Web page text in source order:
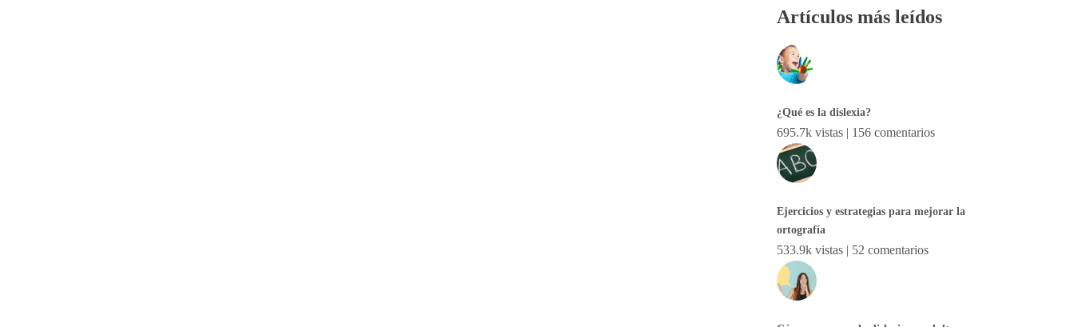
Artículos más leídos
¿Qué es la dislexia?
695.7k vistas | 156 comentarios
Ejercicios y estrategias para mejorar la
ortografía
533.9k vistas | 52 comentarios